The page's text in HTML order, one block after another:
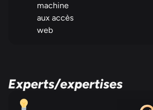
machine
aux accès
web
Experts/expertises